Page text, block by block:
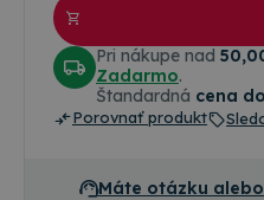
Pri nákupe nad
Zadarmo.
Štandardná cena
Porovnať produkt
Máte otázku